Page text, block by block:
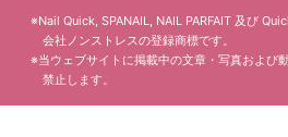
※Nail Quick, SPANAIL, NAIL PARFAIT 及び
会社ノンストレスの登録商標です。
※当ウェブサイトに掲載中の文章・写真および
禁止します。